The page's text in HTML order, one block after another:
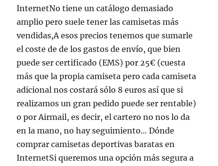
InternetNo tiene un catálogo demasiado
amplio pero suele tener las camisetas más
vendidas,A esos precios tenemos que sumarle
el coste de de los gastos de envío, que bien
puede ser certificado (EMS) por 25€ (cuesta
más que la propia camiseta pero cada camiseta
adicional nos costará sólo 8 euros así que si
realizamos un gran pedido puede ser rentable)
o por Airmail, es decir, el cartero no nos lo da
en la mano, no hay seguimiento… Dónde
comprar camisetas deportivas baratas en
InternetSi queremos una opción más segura a